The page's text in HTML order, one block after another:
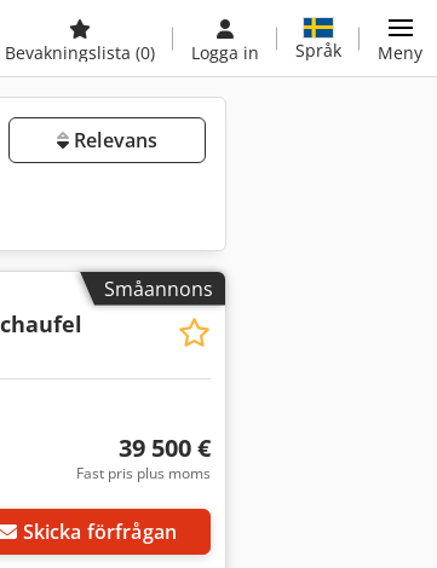
Bevakningslista (0) Logga in Språk Meny
Relevans
Småannons
39 500 €
Fast pris plus moms
Skicka förfrågan